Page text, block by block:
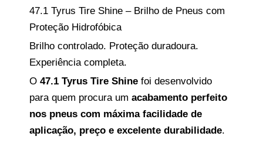
47.1 Tyrus Tire Shine – Brilho de Pneus com
Proteção Hidrofóbica
Brilho controlado. Proteção duradoura.
Experiência completa.
O 47.1 Tyrus Tire Shine foi desenvolvido
para quem procura um acabamento perfeito
nos pneus com máxima facilidade de
aplicação, preço e excelente durabilidade.